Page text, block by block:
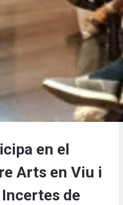
en el
Arts en Viu i
de